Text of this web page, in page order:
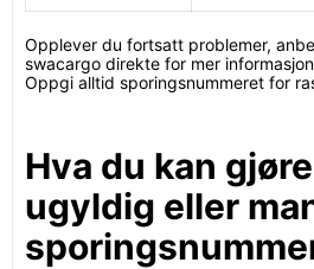
Opplever du fortsatt problemer,
swacargo direkte for mer
Oppgi alltid sporingsnummeret for
Hva du kan
ugyldig eller